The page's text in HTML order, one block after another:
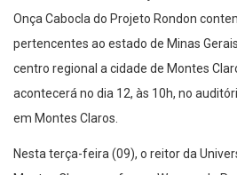
Onça Cabocla do Projeto Rondon
pertencentes ao estado de Minas
centro regional a cidade de Montes
acontecerá no dia 12, às 10h, no
em Montes Claros.
Nesta terça-feira (09), o reitor da